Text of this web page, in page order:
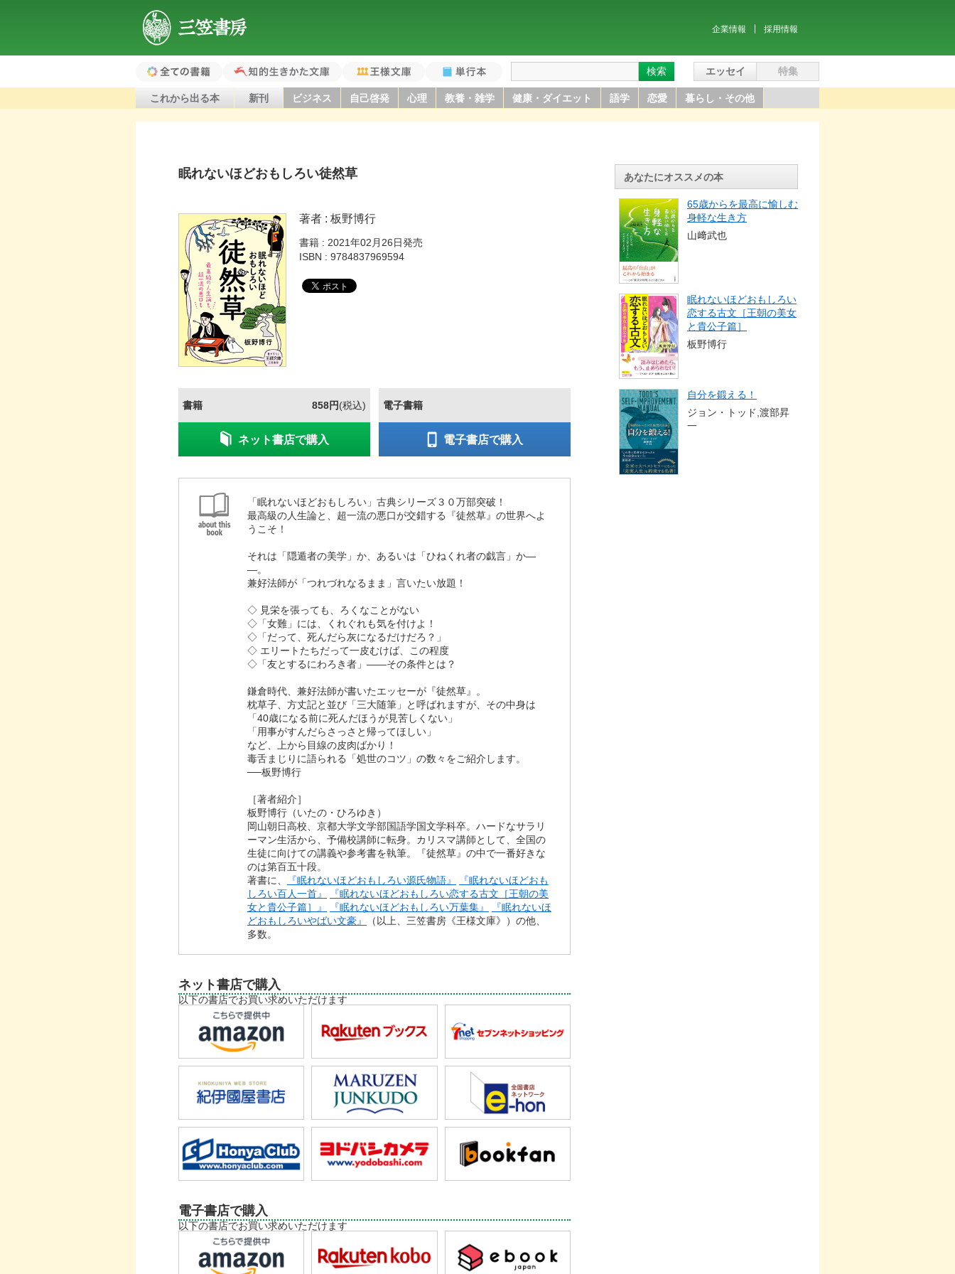
企業情報 採用情報
全ての書籍（ホ
ーム）
知的生きかた文庫 王様文庫 単行本
これから出る本 新刊 ビジネス 自己啓発 心理 教養・雑学 健康・ダイエット 語学 恋愛 暮らし・その他
エッセイ 特集
検索
眠れないほどおもしろい徒然草
著者 板野博行
書籍
2021年02月26日発売
ISBN
9784837969594
書籍 858円(税込)
ネット書店で購入
電子書籍
電子書店で購入
「眠れないほどおもしろい」古典シリーズ３０万部突破！
最高級の人生論と、超一流の悪口が交錯する『徒然草』の世界へよ
うこそ！
それは「隠遁者の美学」か、あるいは「ひねくれ者の戯言」か―
―。
兼好法師が「つれづれなるまま」言いたい放題！
◇ 見栄を張っても、ろくなことがない
◇「女難」には、くれぐれも気を付けよ！
◇「だって、死んだら灰になるだけだろ？」
◇ エリートたちだって一皮むけば、この程度
◇「友とするにわろき者」――その条件とは？
鎌倉時代、兼好法師が書いたエッセーが『徒然草』。
枕草子、方丈記と並び「三大随筆」と呼ばれますが、その中身は
「40歳になる前に死んだほうが見苦しくない」
「用事がすんだらさっさと帰ってほしい」
など、上から目線の皮肉ばかり！
毒舌まじりに語られる「処世のコツ」の数々をご紹介します。
──板野博行
［著者紹介］
板野博行（いたの・ひろゆき）
岡山朝日高校、京都大学文学部国語学国文学科卒。ハードなサラリ
ーマン生活から、予備校講師に転身。カリスマ講師として、全国の
生徒に向けての講義や参考書を執筆。『徒然草』の中で一番好きな
のは第百五十段。
著書に、
『眠れないほどおもしろい源氏物語』
『眠れないほどおも
しろい百人一首』
『眠れないほどおもしろい恋する古文［王朝の美
女と貴公子篇］』
『眠れないほどおもしろい万葉集』
『眠れないほ
どおもしろいやばい文豪』
（以上、三笠書房《王様文庫》）の他、
多数。
ネット書店で購入
以下の書店でお買い求めいただけます
電子書店で購入
以下の書店でお買い求めいただけます
あなたにオススメの本
65歳からを最高に愉しむ
身軽な生き方
山﨑武也
眠れないほどおもしろい
恋する古文［王朝の美女
と貴公子篇］
板野博行
自分を鍛える！
ジョン・トッド,渡部昇
一